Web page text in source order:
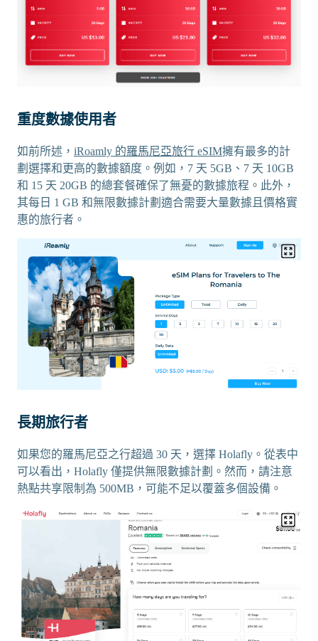
重度數據使用者
如前所述， iRoamly 的羅馬尼亞旅行 eSIM擁有最多的計
劃選擇和更高的數據額度。例如，7 天 5GB、7 天 10GB
和 15 天 20GB 的總套餐確保了無憂的數據旅程。此外，
其每日 1 GB 和無限數據計劃適合需要大量數據且價格實
惠的旅行者。
長期旅行者
如果您的羅馬尼亞之行超過 30 天，選擇 Holafly。從表中
可以看出，Holafly 僅提供無限數據計劃。然而，請注意
熱點共享限制為 500MB，可能不足以覆蓋多個設備。